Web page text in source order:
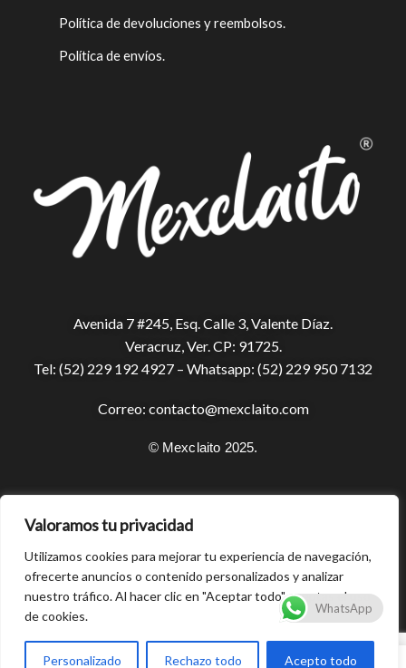
Valoramos tu privacidad
Utilizamos cookies para mejorar tu experiencia de navegación,
ofrecerte anuncios o contenido personalizados y analizar
nuestro tráfico. Al hacer clic en "Aceptar todo", aceptas el uso
de cookies.
Personalizado Rechazo todo Acepto todo
Política de devoluciones y reembolsos.
Política de envíos.
Avenida 7 #245, Esq. Calle 3, Valente Díaz.
Veracruz, Ver. CP: 91725.
Tel: (52) 229 192 4927 – Whatsapp: (52) 229 950 7132
Correo: contacto@mexclaito.com
© Mexclaito 2025.
0
WhatsApp